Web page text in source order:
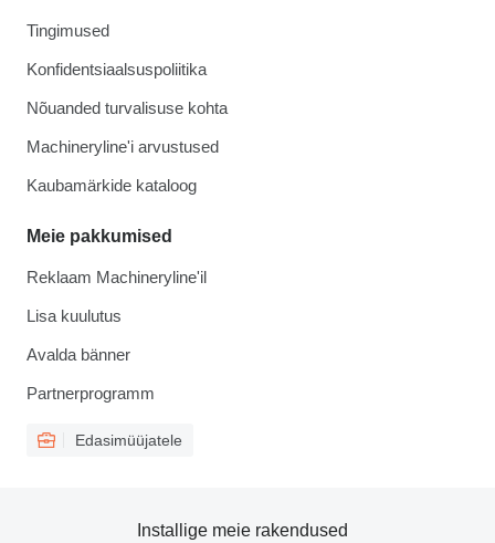
Tingimused
Konfidentsiaalsuspoliitika
Nõuanded turvalisuse kohta
Machineryline'i arvustused
Kaubamärkide kataloog
Meie pakkumised
Reklaam Machineryline'il
Lisa kuulutus
Avalda bänner
Partnerprogramm
Edasimüüjatele
Installige meie rakendused